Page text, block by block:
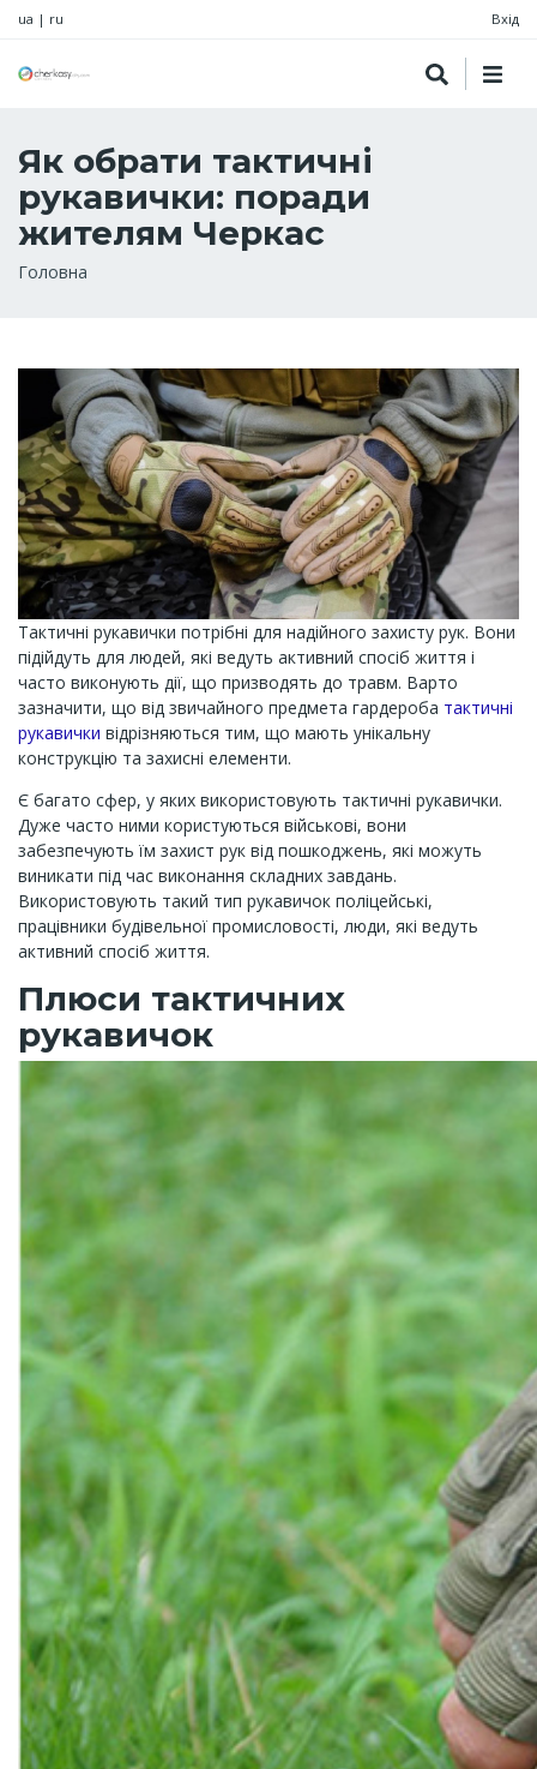
ua | ru Вхід
Як обрати тактичні
рукавички: поради
жителям Черкас
Рядок
Головна
Тактичні рукавички потрібні для надійного захисту рук. Вони
підійдуть для людей, які ведуть активний спосіб життя і
часто виконують дії, що призводять до травм. Варто
зазначити, що від звичайного предмета гардероба тактичні
рукавички відрізняються тим, що мають унікальну
конструкцію та захисні елементи.
Є багато сфер, у яких використовують тактичні рукавички.
Дуже часто ними користуються військові, вони
забезпечують їм захист рук від пошкоджень, які можуть
виникати під час виконання складних завдань.
Використовують такий тип рукавичок поліцейські,
працівники будівельної промисловості, люди, які ведуть
активний спосіб життя.
Плюси тактичних
рукавичок